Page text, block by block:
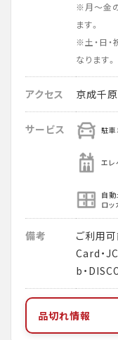
※月～金
ます。
※土・日
なります。
アクセス 京成千
サービス 駐車
エレ
自
ロッ
備考
ご利用
Card・
b・
品切れ情報